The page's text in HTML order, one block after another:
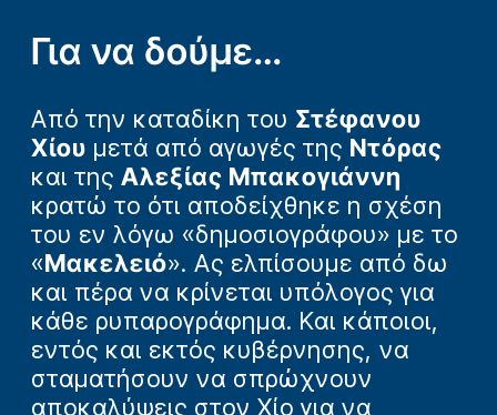
Για να δούμε…
Από την καταδίκη του Στέφανου
Χίου μετά από αγωγές της Ντόρας
και της Αλεξίας Μπακογιάννη
κρατώ το ότι αποδείχθηκε η σχέση
του εν λόγω «δημοσιογράφου» με το
«Μακελειό». Ας ελπίσουμε από δω
και πέρα να κρίνεται υπόλογος για
κάθε ρυπαρογράφημα. Και κάποιοι,
εντός και εκτός κυβέρνησης, να
σταματήσουν να σπρώχνουν
αποκαλύψεις στον Χίο για να